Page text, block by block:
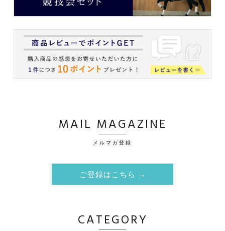
MAIL MAGAZINE
メルマガ登録
ご登録はこちら →
CATEGORY